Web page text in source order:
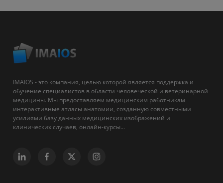
IMAIOS - это компания, целью которой является поддержка и
обучение специалистов в области человеческой и ветеринарной
медицины. Мы предоставляем медицинским работникам
интерактивные атласы анатомии, созданную совместными
усилиями базу данных медицинских изображений и
клинических случаев, онлайн-курсы...